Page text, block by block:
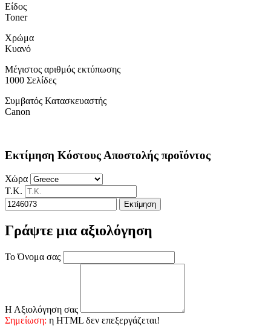
Είδος
Toner
Χρώμα
Κυανό
Μέγιστος αριθμός εκτύπωσης
1000 Σελίδες
Συμβατός Κατασκευαστής
Canon
Εκτίμηση Κόστους Αποστολής προϊόντος
Χώρα
Τ.Κ.
Εκτίμηση
Γράψτε μια αξιολόγηση
Το Όνομα σας
Η Αξιολόγηση σας
Σημείωση: η HTML δεν επεξεργάζεται!